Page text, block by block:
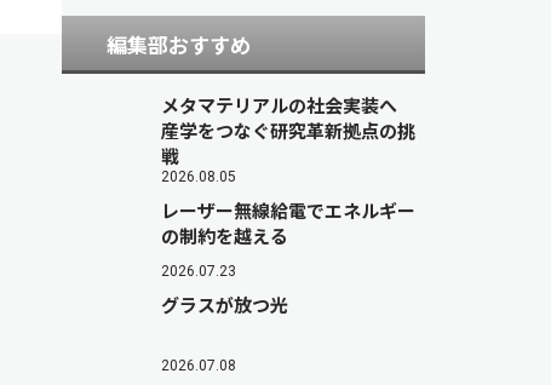
編集部おすすめ
メタマテリアルの社会実装へ
産学をつなぐ研究革新拠点の挑
戦
2026.08.05
レーザー無線給電でエネルギー
の制約を越える
2026.07.23
グラスが放つ光
2026.07.08